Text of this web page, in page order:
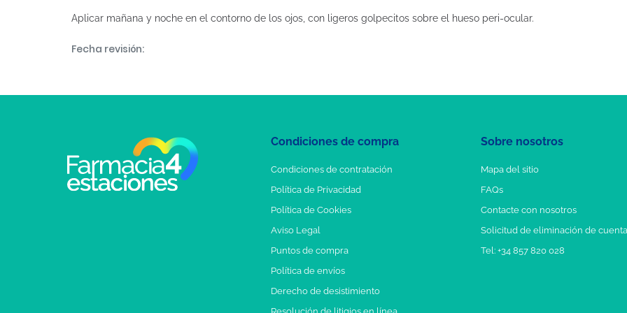
Aplicar mañana y noche en el contorno de los ojos, con ligeros golpecitos sobre el hueso peri-ocular.
Fecha revisión:
Condiciones de compra
Condiciones de contratación
Política de Privacidad
Política de Cookies
Aviso Legal
Puntos de compra
Política de envíos
Derecho de desistimiento
Sobre nosotros
Mapa del sitio
FAQs
Contacte con nosotros
Solicitud de eliminación de cuenta
Tel: +34 857 820 028